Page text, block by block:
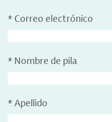
* Correo electrónico
* Nombre de pila
* Apellido